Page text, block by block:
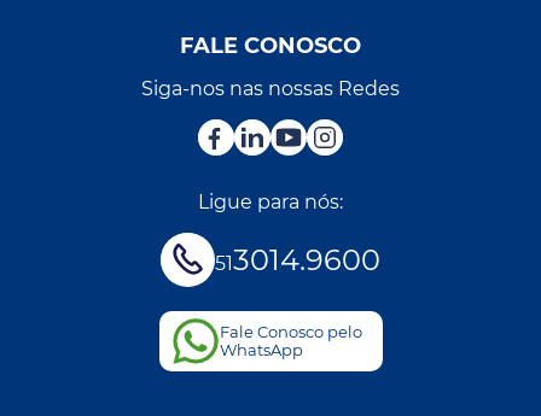
FALE CONOSCO
Siga-nos nas nossas Redes
Ligue para nós:
513014.9600
Fale Conosco pelo
WhatsApp